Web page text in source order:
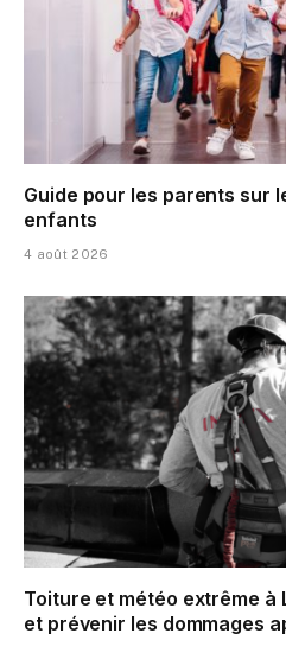
Guide pour les parents sur
enfants
4 août 2026
Toiture et météo extrême à
et prévenir les dommages